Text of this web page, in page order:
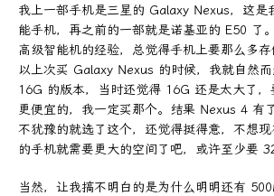
我上一部手机是三星的 Galaxy Nexus，这是
能手机，再之前的一部就是诺基亚的 E50 了
高级智能机的经验，总觉得手机上要那么多
以上次买 Galaxy Nexus 的时候，我就自然
16G 的版本，当时还觉得 16G 还是太大了，
更便宜的，我一定买那个。结果 Nexus 4 有
不犹豫的就选了这个，还觉得挺得意，不想
的手机就需要更大的空间了吧，或许至少要
当然，让我搞不明白的是为什么明明还有